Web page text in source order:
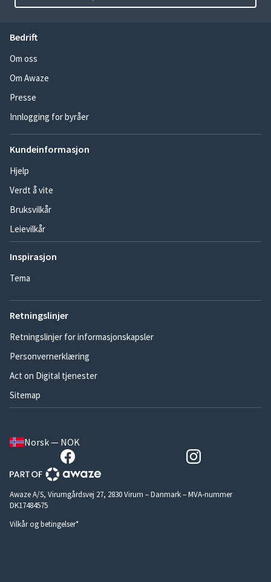
Bedrift
Om oss
Om Awaze
Presse
Innlogging for byråer
Kundeinformasjon
Hjelp
Verdt å vite
Bruksvilkår
Leievilkår
Inspirasjon
Tema
Retningslinjer
Retningslinjer for informasjonskapsler
Personvernerklæring
Act on Digital tjenester
Sitemap
Norsk — NOK
Awaze A/S, Virumgårdsvej 27, 2830 Virum – Danmark – MVA-nummer
DK17484575
Vilkår og betingelser*